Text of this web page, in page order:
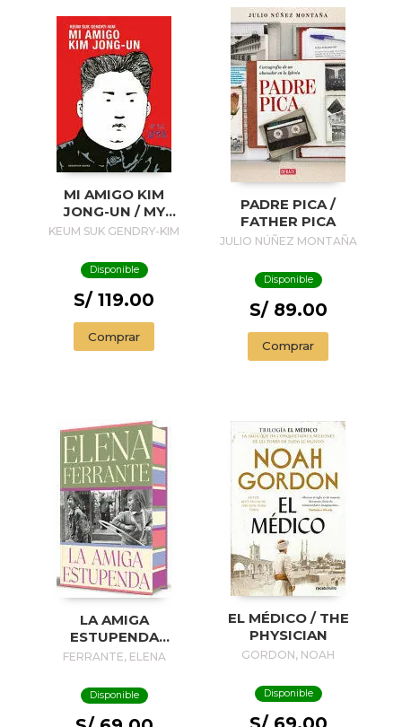
MI AMIGO KIM
JONG-UN / MY
FRIEND KIM JONG-
KEUM SUK GENDRY-KIM
Disponible
S/ 119.00
Comprar
PADRE PICA /
FATHER PICA
JULIO NÚÑEZ MONTAÑA
Disponible
S/ 89.00
Comprar
LA AMIGA
ESTUPENDA
(EDICIÓN ESPECIAL
CANTOS
PINTADOS) / MY
BRILLIANT FRIEND
FERRANTE, ELENA
Disponible
EL MÉDICO / THE
PHYSICIAN
GORDON, NOAH
Disponible